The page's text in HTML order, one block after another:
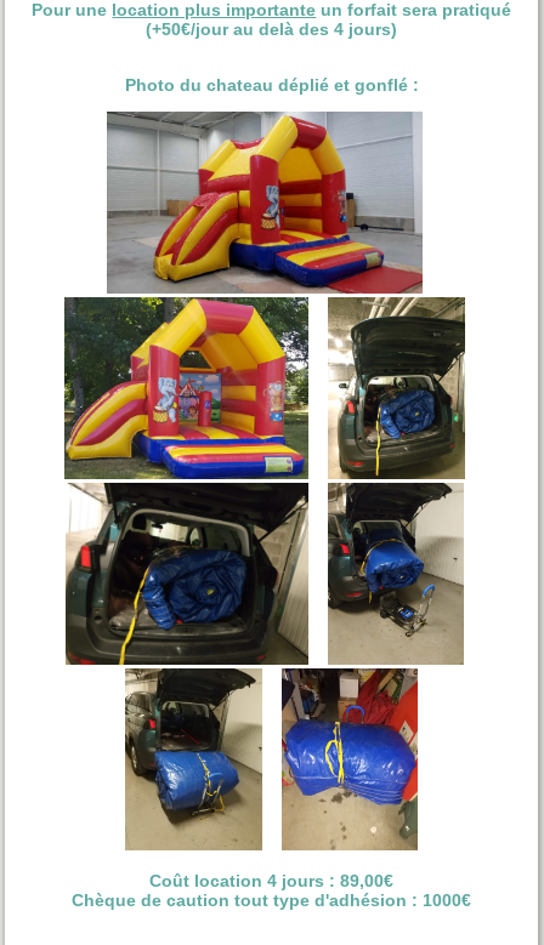
Pour une location plus importante un forfait sera pratiqué
(+50€/jour au delà des 4 jours)
Photo du chateau déplié et gonflé :
Coût location 4 jours : 89,00€
Chèque de caution tout type d'adhésion : 1000€